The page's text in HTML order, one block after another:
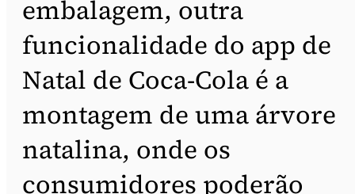
embalagem, outra
funcionalidade do app de
Natal de Coca-Cola é a
montagem de uma árvore
natalina, onde os
consumidores poderão